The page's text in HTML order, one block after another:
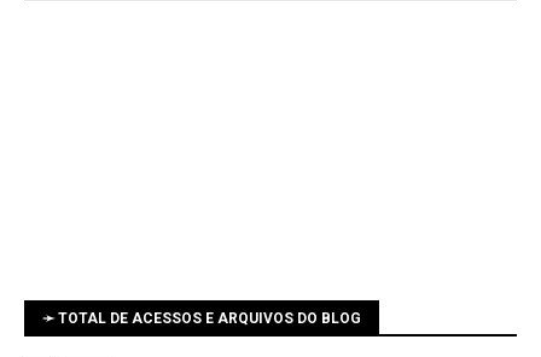
➛ TOTAL DE ACESSOS E ARQUIVOS DO BLOG